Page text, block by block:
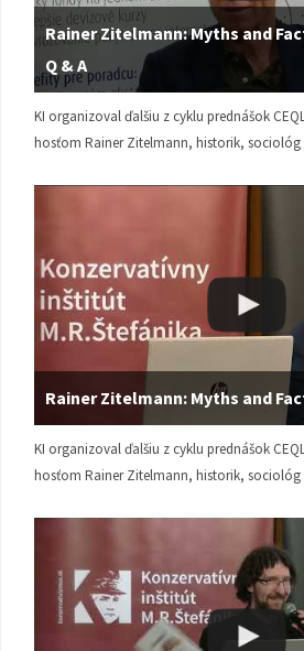
Rainer Zitelmann: Myths and
Q & A
KI organizoval ďalšiu z cyklu prednášok
hosťom Rainer Zitelmann, historik,
Rainer Zitelmann: Myths and
KI organizoval ďalšiu z cyklu prednášok
hosťom Rainer Zitelmann, historik,